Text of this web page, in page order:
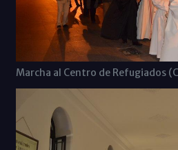
Marcha al Centro de Refugiados